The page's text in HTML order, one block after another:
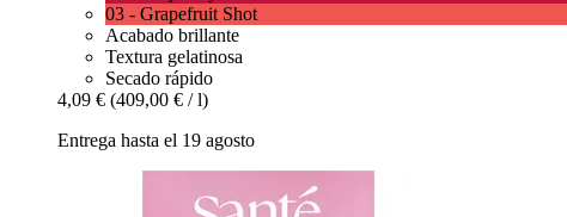
03 - Grapefruit Shot
Acabado brillante
Textura gelatinosa
Secado rápido
4,09 € (409,00 € / l)
Entrega hasta el 19 agosto